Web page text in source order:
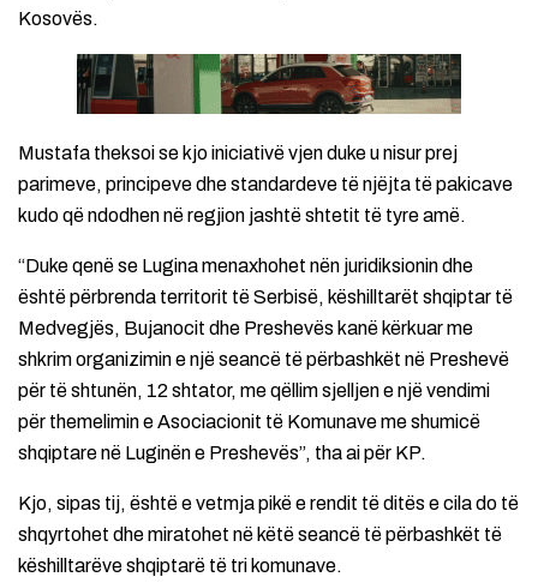
Kosovës.
Mustafa theksoi se kjo iniciativë vjen duke u nisur prej
parimeve, principeve dhe standardeve të njëjta të pakicave
kudo që ndodhen në regjion jashtë shtetit të tyre amë.
“Duke qenë se Lugina menaxhohet nën juridiksionin dhe
është përbrenda territorit të Serbisë, këshilltarët shqiptar të
Medvegjës, Bujanocit dhe Preshevës kanë kërkuar me
shkrim organizimin e një seancë të përbashkët në Preshevë
për të shtunën, 12 shtator, me qëllim sjelljen e një vendimi
për themelimin e Asociacionit të Komunave me shumicë
shqiptare në Luginën e Preshevës”, tha ai për KP.
Kjo, sipas tij, është e vetmja pikë e rendit të ditës e cila do të
shqyrtohet dhe miratohet në këtë seancë të përbashkët të
këshilltarëve shqiptarë të tri komunave.